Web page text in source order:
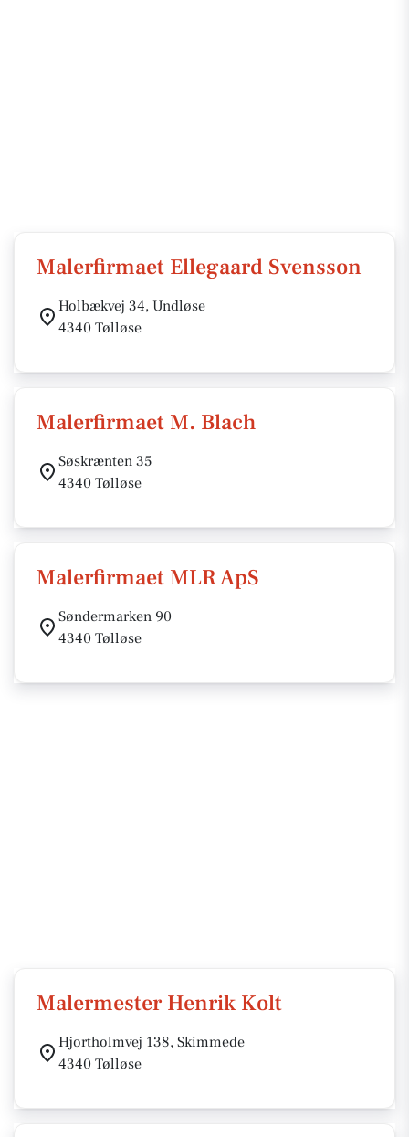
Malerfirmaet Ellegaard Svensson
Holbækvej 34, Undløse
4340 Tølløse
Malerfirmaet M. Blach
Søskrænten 35
4340 Tølløse
Malerfirmaet MLR ApS
Søndermarken 90
4340 Tølløse
Malermester Henrik Kolt
Hjortholmvej 138, Skimmede
4340 Tølløse